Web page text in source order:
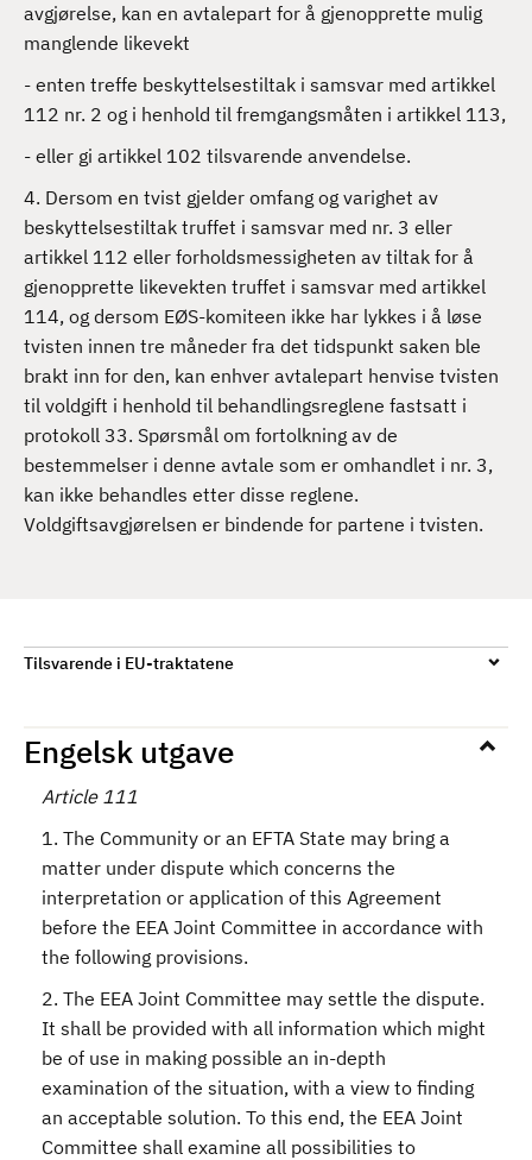
avgjørelse, kan en avtalepart for å gjenopprette mulig
manglende likevekt
- enten treffe beskyttelsestiltak i samsvar med artikkel
112 nr. 2 og i henhold til fremgangsmåten i artikkel 113,
- eller gi artikkel 102 tilsvarende anvendelse.
4. Dersom en tvist gjelder omfang og varighet av
beskyttelsestiltak truffet i samsvar med nr. 3 eller
artikkel 112 eller forholdsmessigheten av tiltak for å
gjenopprette likevekten truffet i samsvar med artikkel
114, og dersom EØS-komiteen ikke har lykkes i å løse
tvisten innen tre måneder fra det tidspunkt saken ble
brakt inn for den, kan enhver avtalepart henvise tvisten
til voldgift i henhold til behandlingsreglene fastsatt i
protokoll 33. Spørsmål om fortolkning av de
bestemmelser i denne avtale som er omhandlet i nr. 3,
kan ikke behandles etter disse reglene.
Voldgiftsavgjørelsen er bindende for partene i tvisten.
Tilsvarende i EU-traktatene
Engelsk utgave
Article 111
1. The Community or an EFTA State may bring a
matter under dispute which concerns the
interpretation or application of this Agreement
before the EEA Joint Committee in accordance with
the following provisions.
2. The EEA Joint Committee may settle the dispute.
It shall be provided with all information which might
be of use in making possible an in-depth
examination of the situation, with a view to finding
an acceptable solution. To this end, the EEA Joint
Committee shall examine all possibilities to